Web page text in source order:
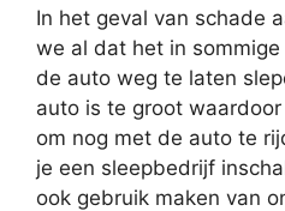
In het geval van schade
we al dat het in
de auto weg te laten
auto is te groot
om nog met de auto te
je een sleepbedrijf
ook gebruik maken van